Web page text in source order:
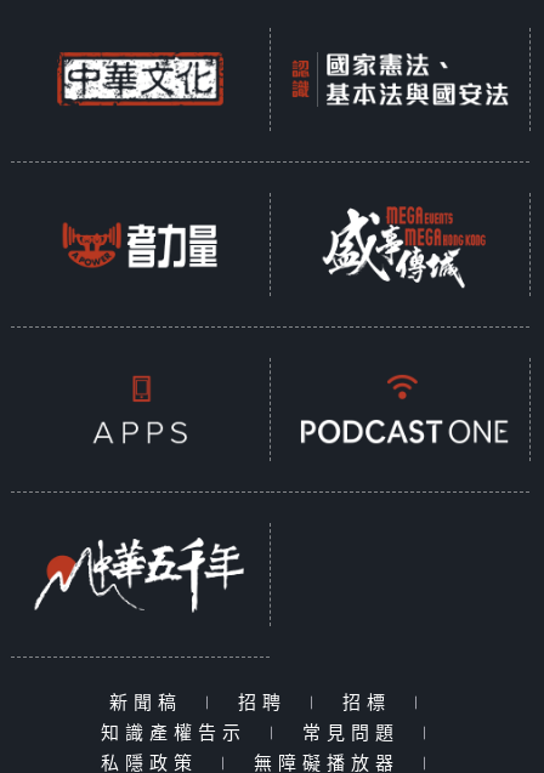
新聞稿 | 招聘 | 招標
|
知識產權告示
| 常見問題
|
私隱政策
| 無障礙播放器 |